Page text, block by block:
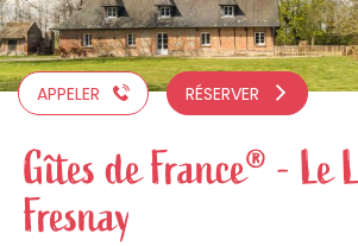
APPELER RÉSERVER
Gîtes de France® - Le
Fresnay